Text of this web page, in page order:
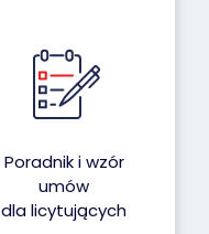
Poradnik i wzór
umów
dla licytujących